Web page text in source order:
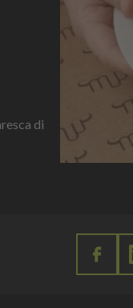
di